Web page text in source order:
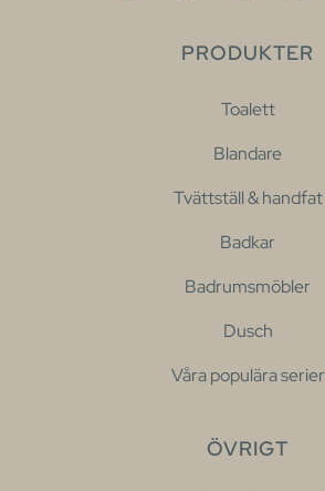
PRODUKTER
Toalett
Blandare
Tvättställ & handfat
Badkar
Badrumsmöbler
Dusch
Våra populära serier
ÖVRIGT